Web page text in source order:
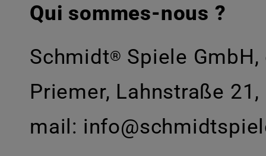
Qui sommes-nous ?
Schmidt® Spiele
Priemer, Lahnstraße
mail: